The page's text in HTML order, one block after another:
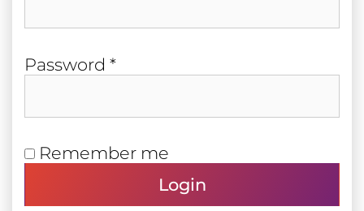
Pass­word *Required
Remember me
Login